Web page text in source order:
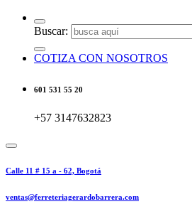
Buscar:
COTIZA CON NOSOTROS
601 531 55 20
+57 3147632823
Calle 11 # 15 a - 62, Bogotá
ventas@ferreteriagerardobarrera.com